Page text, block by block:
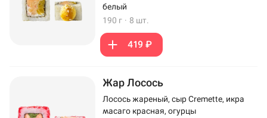
белый
190 г · 8 шт.
419 ₽
Жар Лосось
Лосось жареный, сыр Cremette, икра
масаго красная, огурцы